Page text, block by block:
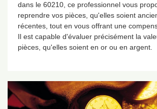
dans le 60210, ce professionnel vous
reprendre vos pièces, qu'elles soient
récentes, tout en vous offrant une
Il est capable d'évaluer précisément la
pièces, qu'elles soient en or ou en argent.